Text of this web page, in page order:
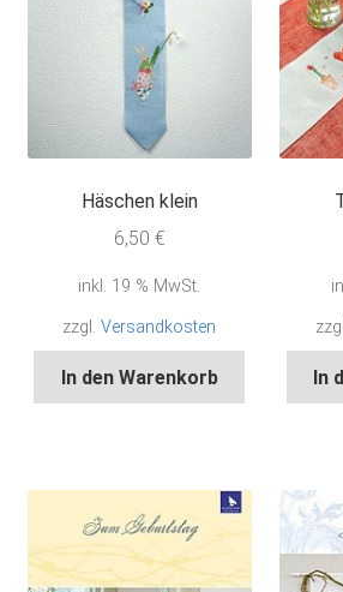
Häschen klein
6,50 €
inkl. 19 % MwSt.
zzgl.Versandkosten
In den Warenkorb In